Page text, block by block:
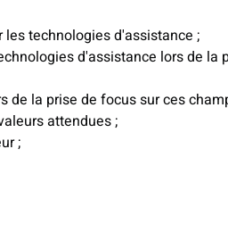
technologies d'assistance ;
d'assistance lors de la
de la prise de focus sur ces
attendues ;
;